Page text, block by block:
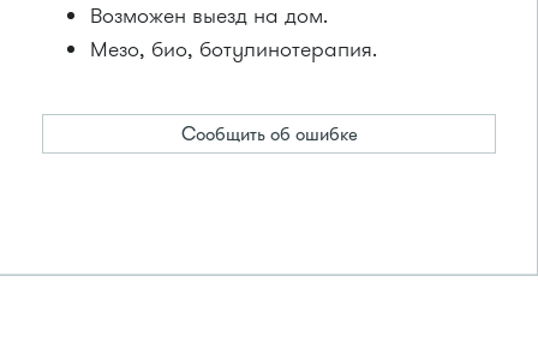
Возможен выезд на дом.
Мезо, био, ботулинотерапия.
Сообщить об ошибке